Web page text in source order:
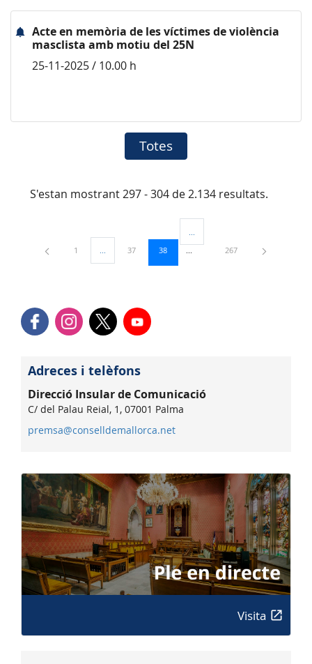
Acte en memòria de les víctimes de violència
masclista amb motiu del 25N
25-11-2025 / 10.00 h
Totes
S'estan mostrant 297 - 304 de 2.134 resultats.
Pàgina
1 ...Pàgines intermèdies Utilitzeu TAB per navegar.
Pàgina
37 Pàgina
38
Pàgines intermèdies Utilitzeu
Pàgina
267
Adreces i telèfons
Direcció Insular de Comunicació
C/ del Palau Reial, 1, 07001 Palma
premsa@conselldemallorca.net
Visita